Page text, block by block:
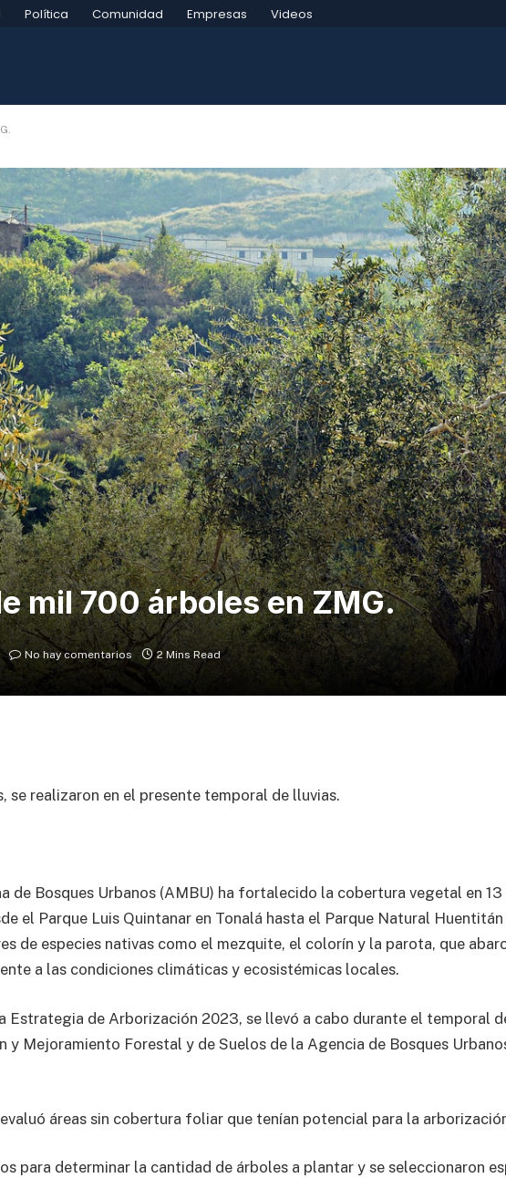
Política Comunidad Empresas Videos
mil 700 árboles en ZMG.
No hay comentarios 2 Mins Read
se realizaron en el presente temporal de lluvias.
de Bosques Urbanos (AMBU) ha fortalecido la cobertura vegetal en
el Parque Luis Quintanar en Tonalá hasta el Parque Natural
de especies nativas como el mezquite, el colorín y la parota, que
a las condiciones climáticas y ecosistémicas locales.
Estrategia de Arborización 2023, se llevó a cabo durante el temporal
y Mejoramiento Forestal y de Suelos de la Agencia de Bosques
áreas sin cobertura foliar que tenían potencial para la
para determinar la cantidad de árboles a plantar y se seleccionaron